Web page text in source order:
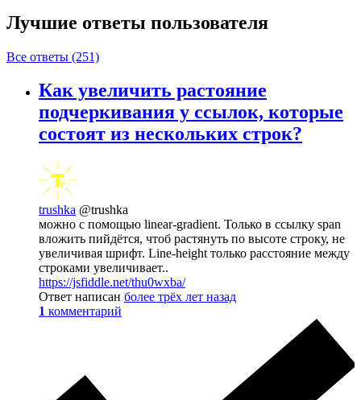
Лучшие ответы пользователя
Все ответы (251)
Как увеличить растояние
подчеркивания у ссылок, которые
состоят из нескольких строк?
trushka @trushka
можно с помощью linear-gradient. Только в ссылку span
вложить пийдётся, чтоб растянуть по высоте строку, не
увеличивая шрифт. Line-height только расстояние между
строками увеличивает..
https://jsfiddle.net/thu0wxba/
Ответ написан более трёх лет назад
1 комментарий